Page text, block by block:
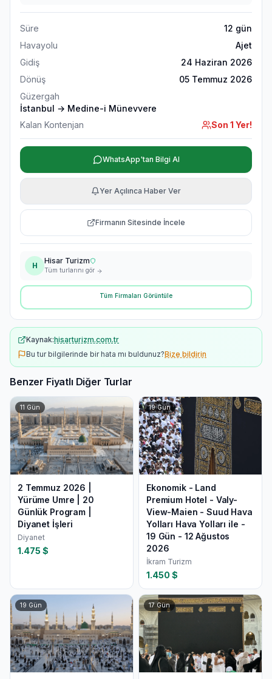
Süre 12 gün
Havayolu
Ajet
Gidiş
24 Haziran 2026
Dönüş
05 Temmuz 2026
Güzergah
İstanbul → Medine-i Münevvere
Kalan Kontenjan
Son 1 Yer!
WhatsApp'tan Bilgi Al
Yer Açılınca Haber Ver
Firmanın Sitesinde İncele
H Hisar Turizm
Tüm turlarını gör
Tüm Firmaları Görüntüle
Kaynak:hisarturizm.com.tr
Bu tur bilgilerinde bir hata mı buldunuz?Bize bildirin
Benzer Fiyatlı Diğer Turlar
11 Gün
2 Temmuz 2026 |
Yürüme Umre | 20
Günlük Program |
Diyanet İşleri
Diyanet
1.475 $
19Gün
Ekonomik - Land
Premium Hotel - Valy-
View-Maien - Suud Hava
Yolları Hava Yolları ile -
19 Gün - 12 Ağustos
2026
İkram Turizm
1.450 $
19 Gün 17Gün